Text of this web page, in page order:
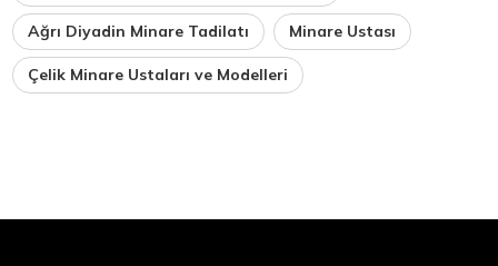
Ağrı Diyadin Minare Tadilatı Minare Ustası
Çelik Minare Ustaları ve Modelleri